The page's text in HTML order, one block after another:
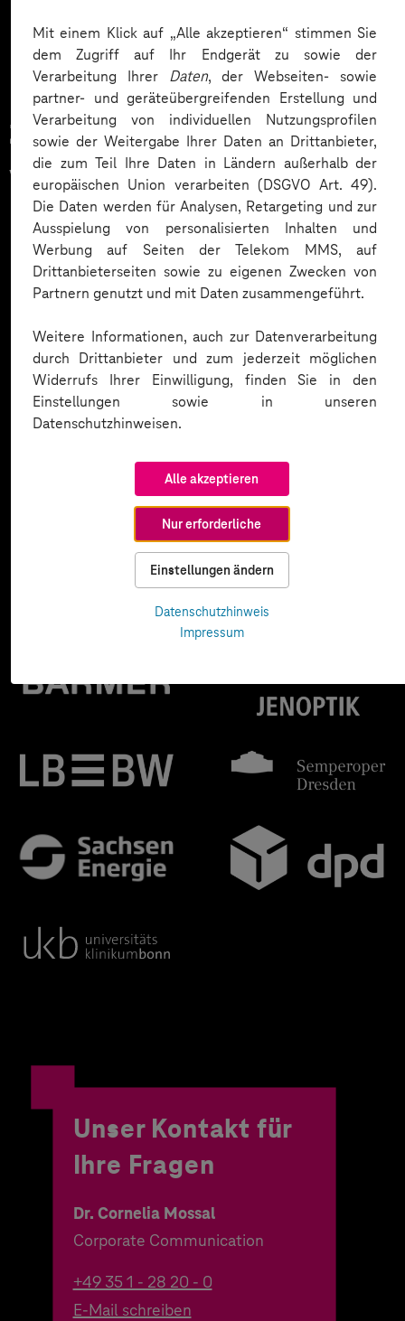
Mit einem Klick auf „Alle akzeptieren“ stimmen Sie
dem Zugriff auf Ihr Endgerät zu sowie der
Verarbeitung Ihrer Daten, der Webseiten- sowie
partner- und geräteübergreifenden Erstellung und
Verarbeitung von individuellen Nutzungsprofilen
sowie der Weitergabe Ihrer Daten an Drittanbieter,
die zum Teil Ihre Daten in Ländern außerhalb der
europäischen Union verarbeiten (DSGVO Art. 49).
Die Daten werden für Analysen, Retargeting und zur
Ausspielung von personalisierten Inhalten und
Werbung auf Seiten der Telekom MMS, auf
Drittanbieterseiten sowie zu eigenen Zwecken von
Partnern genutzt und mit Daten zusammengeführt.
Weitere Informationen, auch zur Datenverarbeitung
durch Drittanbieter und zum jederzeit möglichen
Widerrufs Ihrer Einwilligung, finden Sie in den
Einstellungen sowie in unseren
Datenschutzhinweisen.
Alle akzeptieren
Nur erforderliche
Einstellungen ändern
Datenschutzhinweis
Impressum
Zahlreiche Unternehmen
vertrauen auf unsere
Expertise. Hier eine Auswahl:
Unser Kontakt für
Ihre Fragen
Dr. Cornelia Mossal
Corporate Communication
+49 35 1 - 28 20 - 0
E-Mail schreiben